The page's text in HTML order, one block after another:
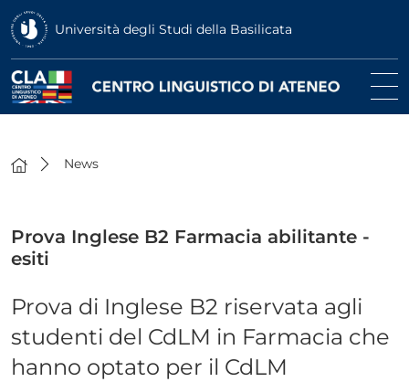
Università degli Studi della Basilicata
News
Prova Inglese B2 Farmacia abilitante -
esiti
Prova di Inglese B2 riservata agli
studenti del CdLM in Farmacia che
hanno optato per il CdLM